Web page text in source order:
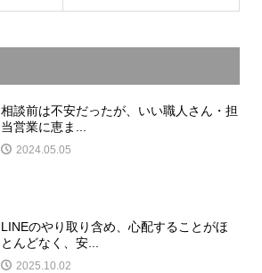
相談前は不安だったが、いい職人さん・担
当営業に恵ま...
2024.05.05
LINEのやり取り含め、心配することがほ
とんどなく、安...
2025.10.02